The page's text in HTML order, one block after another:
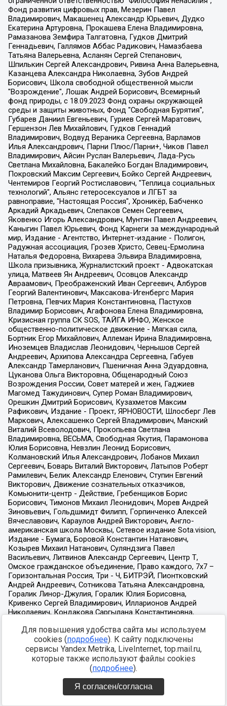
Для повышения удобства сайта мы используем
cookies (подробнее). К сайту подключены
сервисы Yandex.Metrika, LiveInternet, top.mail.ru,
которые также используют файлы cookies
(подробнее).
Я согласен/согласна